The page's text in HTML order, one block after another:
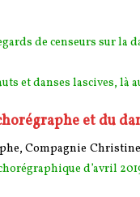
de censeurs sur la
et danses lascives,
et du
Compagnie Christine
d’avril